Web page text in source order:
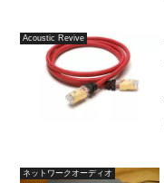
Acoustic Revive
ネットワークオーディオ